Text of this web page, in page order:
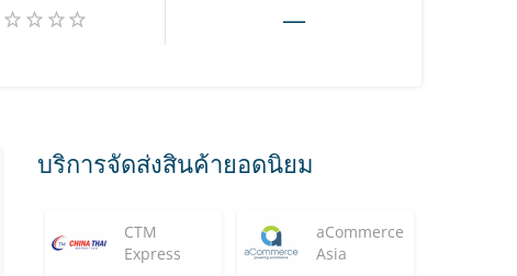
—
บริการจัดส่งสินค้ายอดนิยม
CTM
Express
aCommerce
Asia